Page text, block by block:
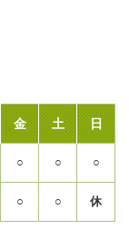
金 土 日
○ ○ ○
○ ○ 休